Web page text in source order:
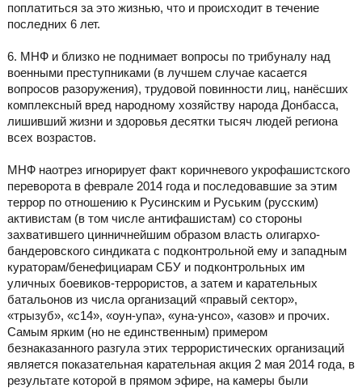
поплатиться за это жизнью, что и происходит в течение
последних 6 лет.
6. МНФ и близко не поднимает вопросы по трибуналу над
военными преступниками (в лучшем случае касается
вопросов разоружения), трудовой повинности лиц, нанёсших
комплексный вред народному хозяйству народа Донбасса,
лишивший жизни и здоровья десятки тысяч людей региона
всех возрастов.
МНФ наотрез игнорирует факт коричневого укрофашистского
переворота в феврале 2014 года и последовавшие за этим
террор по отношению к Русинским и Руським (русским)
активистам (в том числе антифашистам) со стороны
захватившего цинничнейшим образом власть олигархо-
бандеровского синдиката с подконтрольной ему и западным
кураторам/бенефициарам СБУ и подконтрольных им
уличных боевиков-террористов, а затем и карательных
батальонов из числа организаций «правый сектор»,
«трызуб», «с14», «оун-упа», «уна-унсо», «азов» и прочих.
Самым ярким (но не единственным) примером
безнаказанного разгула этих террористических организаций
является показательная карательная акция 2 мая 2014 года, в
результате которой в прямом эфире, на камеры были